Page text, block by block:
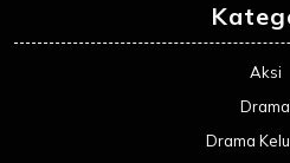
Aksi
Drama
Drama